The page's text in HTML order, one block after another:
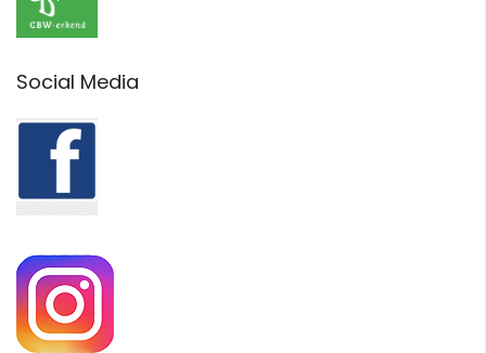
Social Media